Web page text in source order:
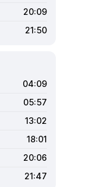
20:09
21:50
04:09
05:57
13:02
18:01
20:06
21:47